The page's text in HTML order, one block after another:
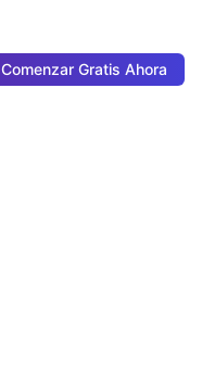
Comenzar Gratis Ahora